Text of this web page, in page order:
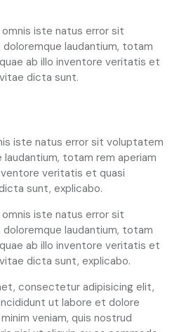
iste natus error sit
laudantium, totam
ab illo inventore veritatis et
dicta sunt.
iste natus error sit voluptatem
totam rem aperiam
veritatis et quasi
sunt, explicabo.
iste natus error sit
laudantium, totam
ab illo inventore veritatis et
dicta sunt, explicabo.
consectetur adipisicing elit,
ut labore et dolore
veniam, quis nostrud